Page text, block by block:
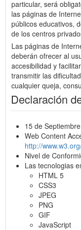
particular, será
las páginas de
públicos educativos,
de los centros
Las páginas de
deberán ofrecer al
accesibilidad y
transmitir las
cualquier queja,
Declaración
15 de
Web Content
http://
Nivel de
Las tecnologias
HTML 5
CSS3
JPEG
PNG
GIF
JavaScript